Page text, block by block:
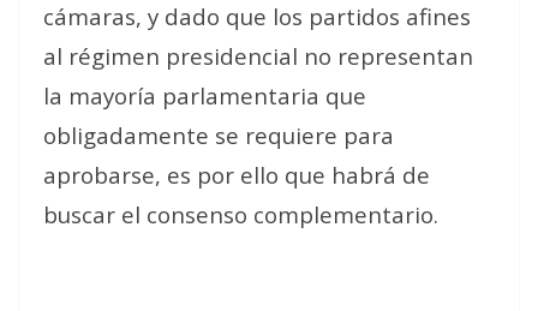
cámaras, y dado que los partidos afines
al régimen presidencial no representan
la mayoría parlamentaria que
obligadamente se requiere para
aprobarse, es por ello que habrá de
buscar el consenso complementario.